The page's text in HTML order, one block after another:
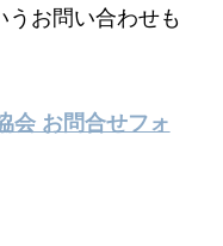
うお問い合わせも
会 お問合せフォ